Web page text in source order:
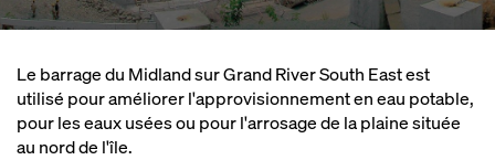
Le barrage du Midland sur Grand River South East est
utilisé pour améliorer l'approvisionnement en eau potable,
pour les eaux usées ou pour l'arrosage de la plaine située
au nord de l'île.